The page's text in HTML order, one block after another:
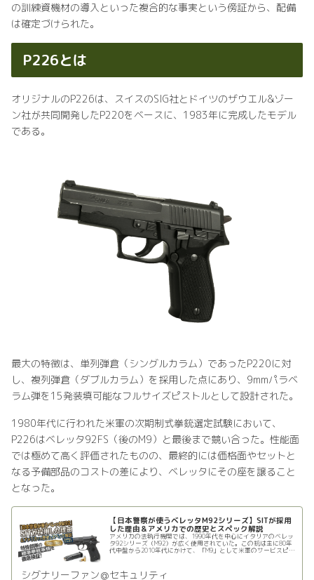
の訓練資機材の導入といった複合的な事実という傍証から、配備
は確定づけられた。
P226とは
オリジナルのP226は、スイスのSIG社とドイツのザウエル&ゾー
ン社が共同開発したP220をベースに、1983年に完成したモデル
である。
最大の特徴は、単列弾倉（シングルカラム）であったP220に対
し、複列弾倉（ダブルカラム）を採用した点にあり、9mmパラベ
ラム弾を15発装填可能なフルサイズピストルとして設計された。
1980年代に行われた米軍の次期制式拳銃選定試験において、
P226はベレッタ92FS（後のM9）と最後まで競い合った。性能面
では極めて高く評価されたものの、最終的には価格面やセットと
なる予備部品のコストの差により、ベレッタにその座を譲ること
となった。
【日本警察が使うベレッタM92シリーズ】SITが採用
した理由＆アメリカでの歴史とスペック解説
アメリカの法執行機関では、1990年代を中心にイタリアのベレッ
タ92シリーズ（M92）が広く使用されていた。この銃は主に80年
代中盤から2010年代にかけて、「M9」として米軍のサービスピス
シグナリーファン＠セキュリティ